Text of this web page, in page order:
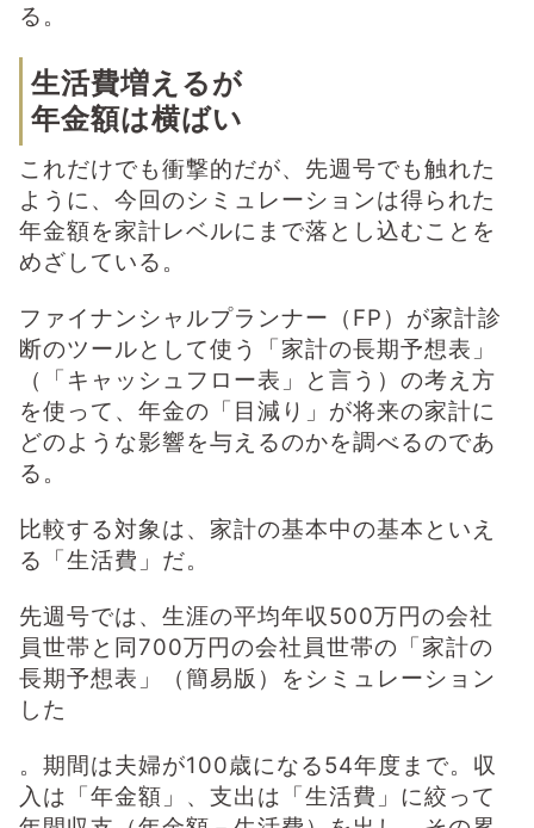
る。
生活費増えるが
年金額は横ばい
これだけでも衝撃的だが、先週号でも触れた
ように、今回のシミュレーションは得られた
年金額を家計レベルにまで落とし込むことを
めざしている。
ファイナンシャルプランナー（FP）が家計診
断のツールとして使う「家計の長期予想表」
（「キャッシュフロー表」と言う）の考え方
を使って、年金の「目減り」が将来の家計に
どのような影響を与えるのかを調べるのであ
る。
比較する対象は、家計の基本中の基本といえ
る「生活費」だ。
先週号では、生涯の平均年収500万円の会社
員世帯と同700万円の会社員世帯の「家計の
長期予想表」（簡易版）をシミュレーション
した
。期間は夫婦が100歳になる54年度まで。収
入は「年金額」、支出は「生活費」に絞って